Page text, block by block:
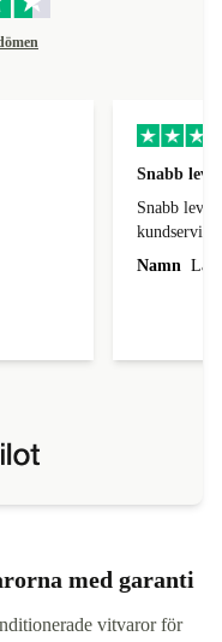
Snabb
Snabb
kundservice.
Namn
med garanti
vitvaror för